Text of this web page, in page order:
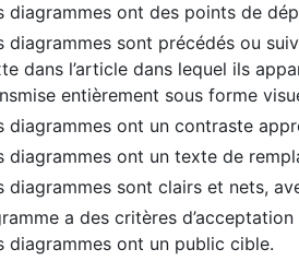
diagrammes ont des points de
diagrammes sont précédés ou
dans l’article dans lequel ils
entièrement sous forme
diagrammes ont un contraste
diagrammes ont un texte de
diagrammes sont clairs et nets,
a des critères
diagrammes ont un public cible.